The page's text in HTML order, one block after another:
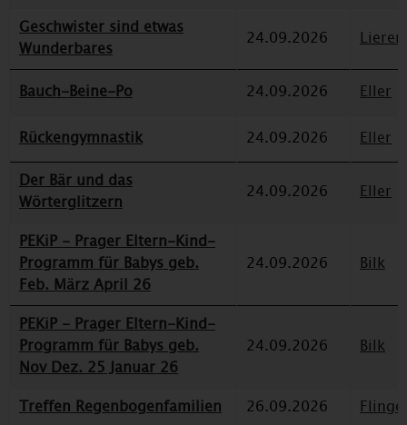
Geschwister sind etwas
Wunderbares
24.09.2026
Bauch-Beine-Po 24.09.2026 Eller
Rückengymnastik 24.09.2026
Eller
Der Bär und das
Wörterglitzern
24.09.2026 Eller
PEKiP - Prager Eltern-Kind-
Programm für Babys geb.
Feb. März April 26
24.09.2026 Bilk
PEKiP - Prager Eltern-Kind-
Programm für Babys geb.
Nov Dez. 25 Januar 26
24.09.2026 Bilk
Treffen Regenbogenfamilien 26.09.2026